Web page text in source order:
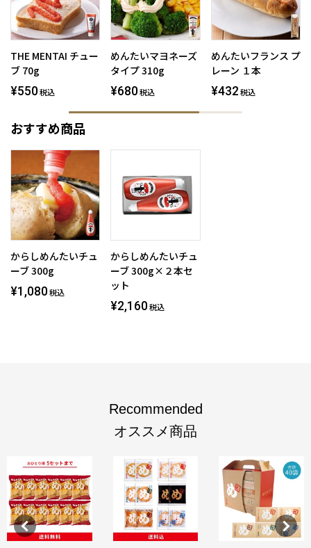
THE MENTAI チュー
ブ 70g
¥550 税込
めんたいマヨネーズ
タイプ 310g
¥680 税込
めんたいフランス プ
レーン １本
¥432 税込
おすすめ商品
からしめんたいチュ
ーブ 300g
¥1,080 税込
からしめんたいチュ
ーブ 300g×２本セ
ット
¥2,160 税込
Recommended
オススメ商品